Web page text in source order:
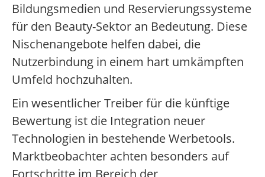
Bildungsmedien und Reservierungssysteme
für den Beauty-Sektor an Bedeutung. Diese
Nischenangebote helfen dabei, die
Nutzerbindung in einem hart umkämpften
Umfeld hochzuhalten.
Ein wesentlicher Treiber für die künftige
Bewertung ist die Integration neuer
Technologien in bestehende Werbetools.
Marktbeobachter achten besonders auf